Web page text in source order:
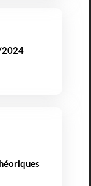
2024